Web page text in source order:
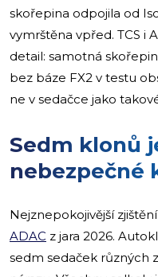
skořepina odpojila od
vymrštěna vpřed. TCS i
detail: samotná
bez báze FX2 v testu
ne v sedačce jako
Sedm klonů
nebezpečné
Nejznepokojivější
ADAC z jara 2026.
sedm sedaček různých